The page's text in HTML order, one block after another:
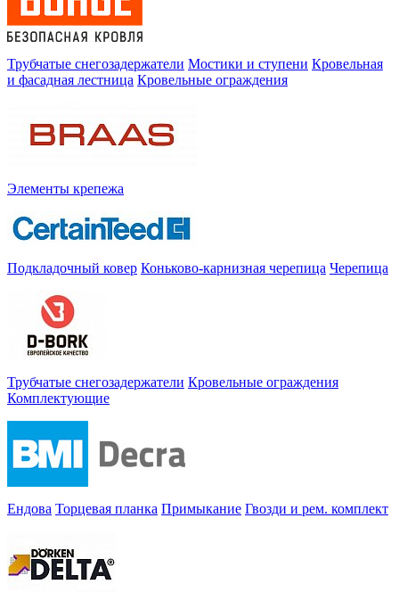
Трубчатые снегозадержатели Мостики и ступени Кровельная
и фасадная лестница Кровельные ограждения
Элементы крепежа
Подкладочный ковер Коньково-карнизная черепица Черепица
Трубчатые снегозадержатели Кровельные ограждения
Комплектующие
Ендова Торцевая планка Примыкание Гвозди и рем. комплект